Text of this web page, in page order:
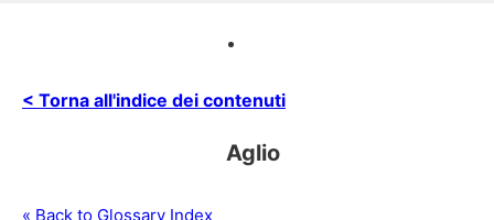
< Torna all'indice dei contenuti
Aglio
« Back to Glossary Index